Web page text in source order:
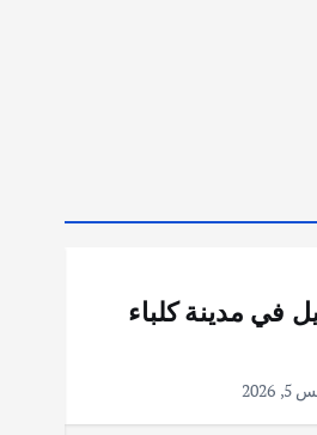
في مدينة كلباء